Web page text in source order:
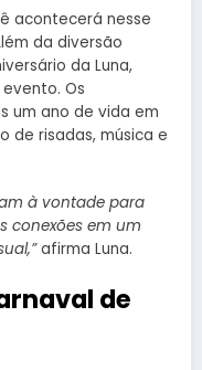
acontecerá nesse
da diversão
da Luna,
Os
um ano de vida em
de risadas, música e
à vontade para
conexões em um
afirma Luna.
de